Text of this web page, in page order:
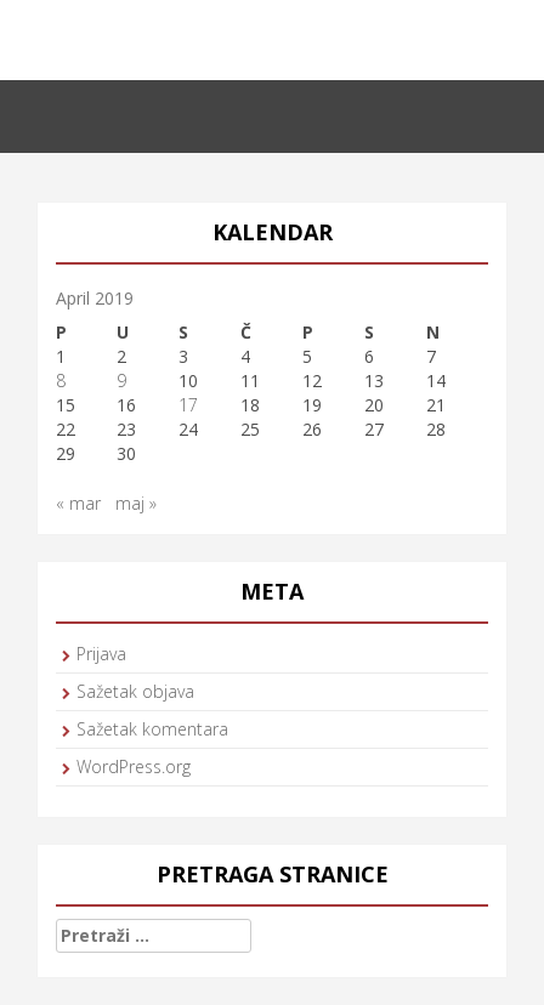
KALENDAR
April 2019
P
U S Č P S
N
1
2 3 4 5 6
7
8
9 10 11 12 13
14
15
16 17 18 19 20
21
22
23 24 25 26 27
28
29
30
« mar maj »
META
Prijava
Sažetak objava
Sažetak komentara
WordPress.org
PRETRAGA STRANICE
Pretraga: